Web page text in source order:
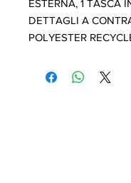
ESTERNA, 1 TASCA
DETTAGLI A
POLYESTER